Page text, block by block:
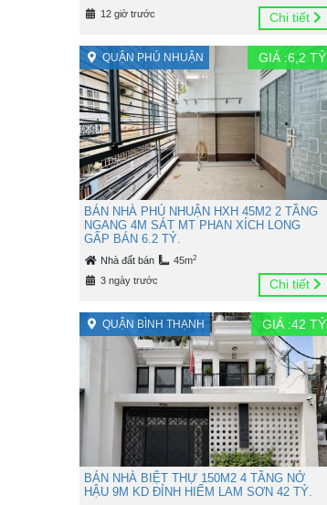
12 giờ trước Chi tiết
QUẬN PHÚ NHUẬN GIÁ :6,2 TỶ
BÁN NHÀ PHÚ NHUẬN HXH 45M2 2 TẦNG
NGANG 4M SÁT MT PHAN XÍCH LONG
GẤP BÁN 6.2 TỶ.
Nhà đất bán 45m2
3 ngày trước Chi tiết
QUẬN BÌNH THẠNH GIÁ :42 TỶ
BÁN NHÀ BIỆT THỰ 150M2 4 TẦNG NỞ
HẬU 9M KD ĐỈNH HIẾM LAM SƠN 42 TỶ.